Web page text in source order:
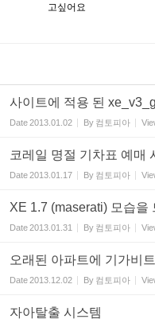
고싶어요
사이트에 적용 된
Date2013.01.02 By 컴토피아
코레일 명절 기차표 예매
Date2013.01.17 By 컴토피아
XE 1.7 (maserati) 모습을
Date2013.01.31 By 컴토피아
오래된 아파트에 기가비
Date2013.12.02 By 컴토피아
자아탈출 시스템